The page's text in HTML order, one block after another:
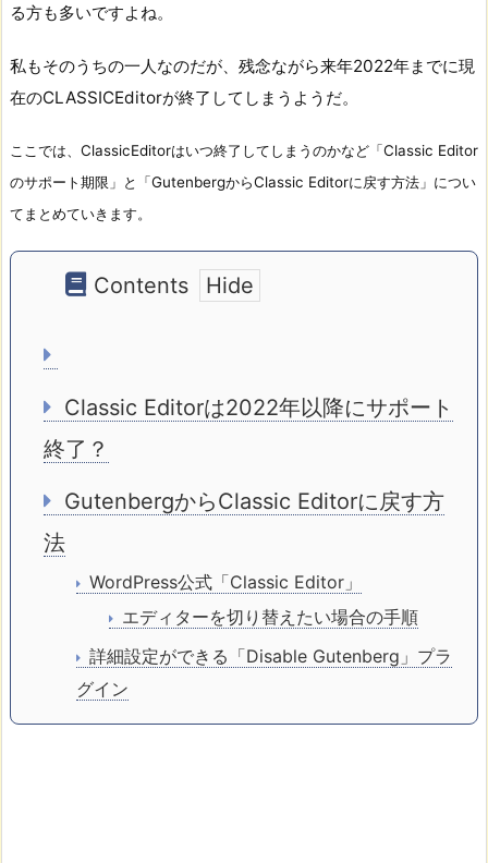
る方も多いですよね。
私もそのうちの一人なのだが、残念ながら来年2022年までに現
在のCLASSICEditorが終了してしまうようだ。
ここでは、ClassicEditorはいつ終了してしまうのかなど「Classic Editor
のサポート期限」と「GutenbergからClassic Editorに戻す方法」 につい
てまとめていきます。
Contents
Classic Editorは2022年以降にサポート
終了？
GutenbergからClassic Editorに戻す方
法
WordPress公式「Classic Editor」
エディターを切り替えたい場合の手順
詳細設定ができる「Disable Gutenberg」プラ
グイン